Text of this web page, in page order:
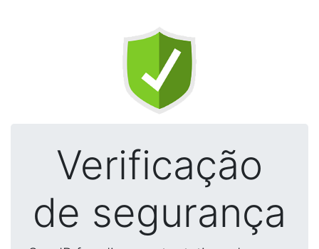
Verificação
de segurança